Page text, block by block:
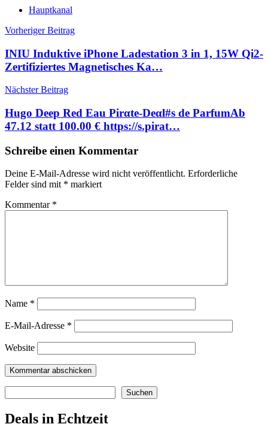
Hauptkanal
Beitragsnavigation
Vorheriger Beitrag
INIU Induktive iPhone Ladestation 3 in 1, 15W Qi2-
Zertifiziertes Magnetisches Ka…
Nächster Beitrag
Hugo Deep Red Eau Pirαtе-Dеαl#s de ParfumАb
47.12 statt 100.00 € https://s.pirat…
Schreibe einen Kommentar
Deine E-Mail-Adresse wird nicht veröffentlicht. Erforderliche
Felder sind mit * markiert
Kommentar *
Name *
E-Mail-Adresse *
Website
Suchen
Deals in Echtzeit